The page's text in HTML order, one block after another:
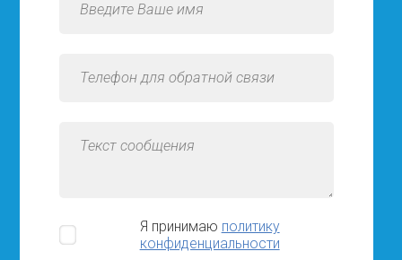
Я принимаю политику
конфиденциальности